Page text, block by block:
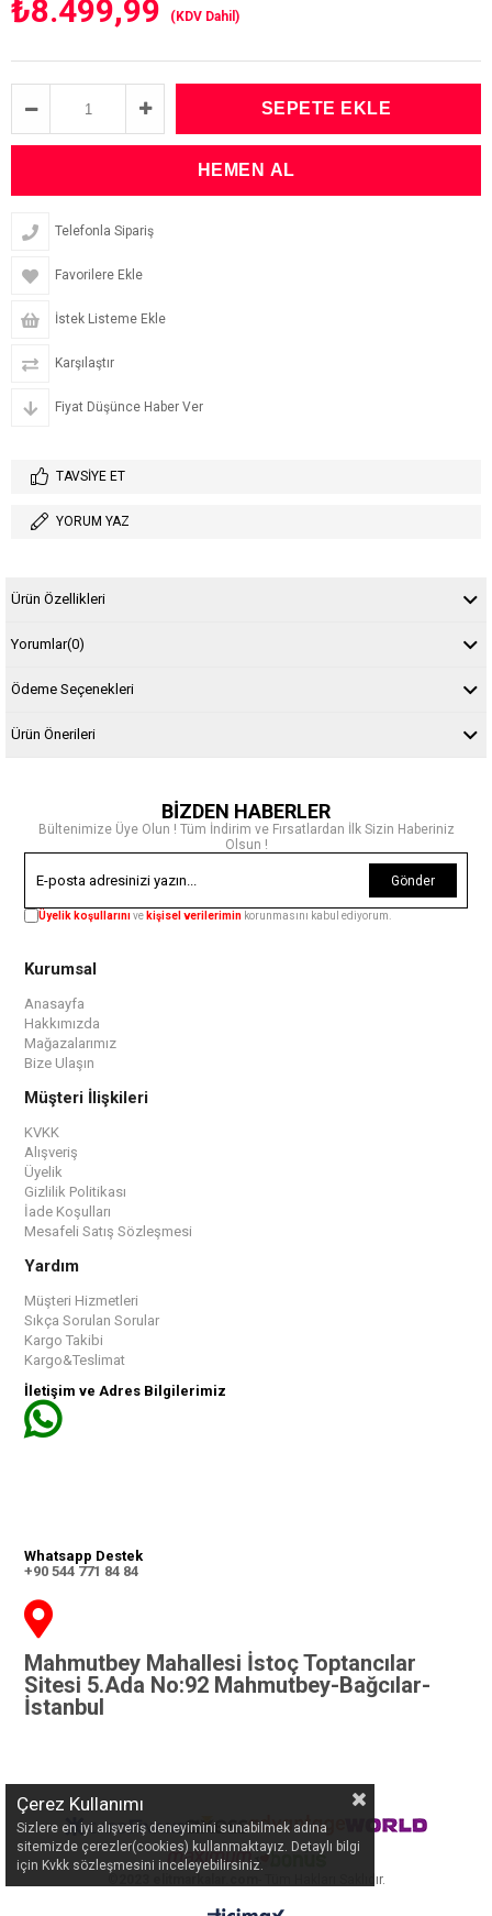
₺8.499,99 (KDV Dahil)
Telefonla Sipariş
Favorilere Ekle
İstek Listeme Ekle
Karşılaştır
Fiyat Düşünce Haber Ver
TAVSIYE ET
YORUM YAZ
Ürün Özellikleri
Yorumlar(0)
Ödeme Seçenekleri
Ürün Önerileri
BİZDEN HABERLER
Bültenimize Üye Olun ! Tüm İndirim ve Fırsatlardan İlk Sizin Haberiniz
Olsun !
Gönder
Üyelik koşullarınıve kişisel verilerimin korunmasını kabul ediyorum.
Kurumsal
Anasayfa
Hakkımızda
Mağazalarımız
Bize Ulaşın
Müşteri İlişkileri
KVKK
Alışveriş
Üyelik
Gizlilik Politikası
İade Koşulları
Mesafeli Satış Sözleşmesi
Yardım
Müşteri Hizmetleri
Sıkça Sorulan Sorular
Kargo Takibi
Kargo&Teslimat
İletişim ve Adres Bilgilerimiz
Whatsapp Destek
+90 544 771 84 84
Mahmutbey Mahallesi İstoç Toptancılar
Sitesi 5.Ada No:92 Mahmutbey-Bağcılar-
İstanbul
- Tüm Hakları Saklıdır.
Çerez Kullanımı
Sizlere en iyi alışveriş deneyimini sunabilmek adına
sitemizde çerezler(cookies) kullanmaktayız. Detaylı bilgi
için Kvkk sözleşmesini inceleyebilirsiniz.